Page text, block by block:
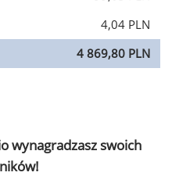
4,04 PLN
4 869,80 PLN
wynagradzasz swoich